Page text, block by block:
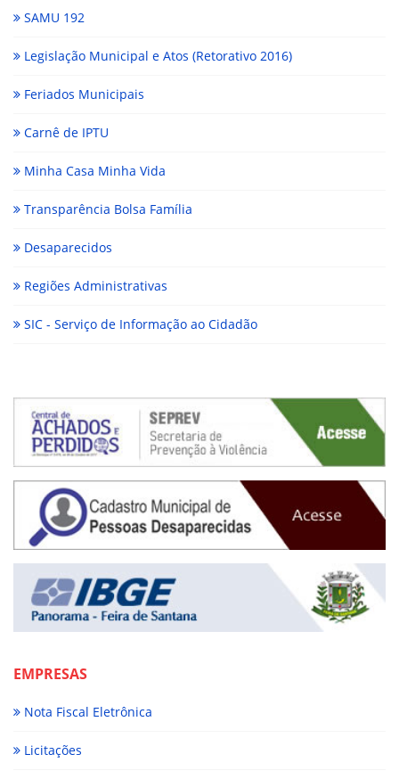
SAMU 192
Legislação Municipal e Atos (Retorativo 2016)
Feriados Municipais
Carnê de IPTU
Minha Casa Minha Vida
Transparência Bolsa Família
Desaparecidos
Regiões Administrativas
SIC - Serviço de Informação ao Cidadão
EMPRESAS
Nota Fiscal Eletrônica
Licitações